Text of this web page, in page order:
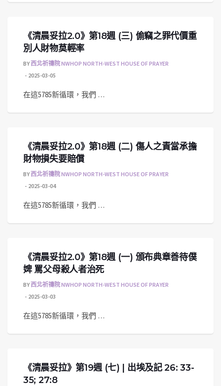
《清晨妥拉2.0》第18週 (三) 偷竊之罪代價重
別人財物莫輕率
BY西北祈禱院 NWHOP NORTH-WEST HOUSE OF PRAYER
2025-03-05
在這5785新循環，我們 …
《清晨妥拉2.0》第18週 (二) 傷人之責當承擔
財物損失要賠償
BY西北祈禱院 NWHOP NORTH-WEST HOUSE OF PRAYER
2025-03-04
在這5785新循環，我們 …
《清晨妥拉2.0》第18週 (一) 頒布典章善待僕
婢 罵父母殺人者治死
BY西北祈禱院 NWHOP NORTH-WEST HOUSE OF PRAYER
2025-03-03
在這5785新循環，我們 …
《清晨妥拉》第19週 (七) | 出埃及記 26: 33-
35; 27:8